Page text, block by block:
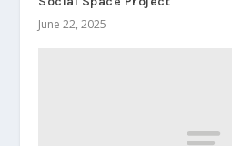
June 22, 2025